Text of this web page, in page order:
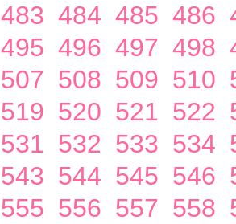
483 484 485 486
495 496 497 498
507 508 509 510
519 520 521 522
531 532 533 534
543 544 545 546
555 556 557 558